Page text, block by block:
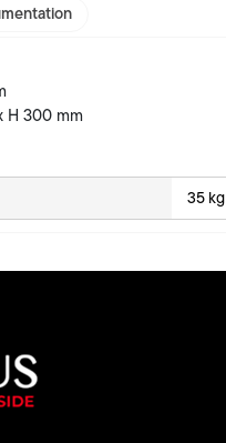
H 300 mm
35 kg